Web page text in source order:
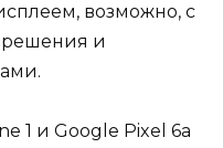
возможно, с
и
1 и Google Pixel 6a